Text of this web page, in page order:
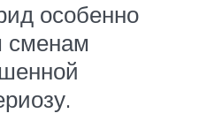
особенно
сменам